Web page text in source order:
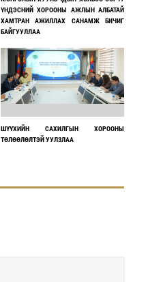
ҮНДЭСНИЙ ХОРООНЫ АЖЛЫН АЛБАТАЙ
ХАМТРАН АЖИЛЛАХ САНАМЖ БИЧИГ
БАЙГУУЛЛАА
ШҮҮХИЙН САХИЛГЫН ХОРООНЫ
ТӨЛӨӨЛӨЛТЭЙ УУЛЗЛАА